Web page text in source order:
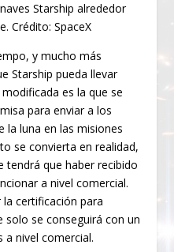
Starship alrededor
Crédito: SpaceX
y mucho más
Starship pueda llevar
es la que se
para enviar a los
la luna en las misiones
se convierta en realidad,
tendrá que haber recibido
a nivel comercial.
certificación para
solo se conseguirá con un
a nivel comercial.